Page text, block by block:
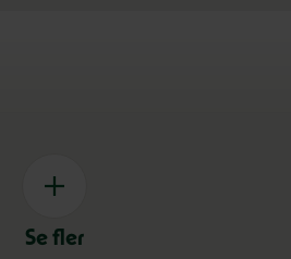
Se fler